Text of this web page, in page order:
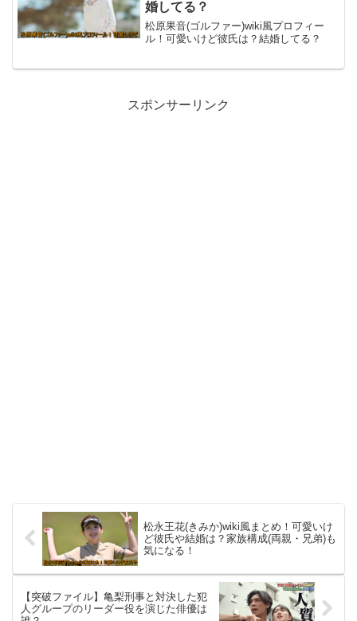
婚してる？
松原果音(ゴルファー)wiki風プロフィー
ル！可愛いけど彼氏は？結婚してる？
スポンサーリンク
松永王花(きみか)wiki風まとめ！可愛いけ
ど彼氏や結婚は？家族構成(両親・兄弟)も
気になる！
【突破ファイル】亀梨刑事と対決した犯
人グループのリーダー役を演じた俳優は